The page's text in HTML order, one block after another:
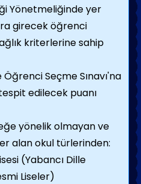
Yönetmeliğinde yer
girecek öğrenci
kriterlerine sahip
Öğrenci Seçme Sınavı'na
edilecek puanı
yönelik olmayan ve
alan okul türlerinden:
(Yabancı Dille
Liseler)